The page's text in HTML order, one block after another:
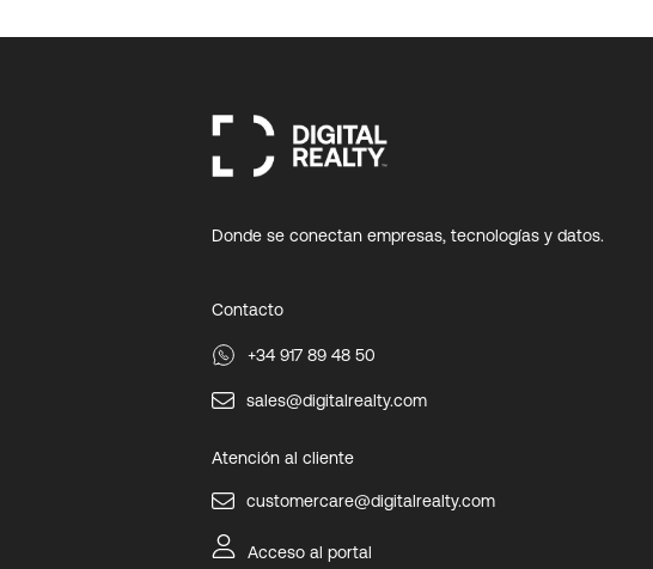
Donde se conectan empresas, tecnologías y datos.
Contacto
+34 917 89 48 50
sales@digitalrealty.com
Atención al cliente
customercare@digitalrealty.com
Acceso al portal